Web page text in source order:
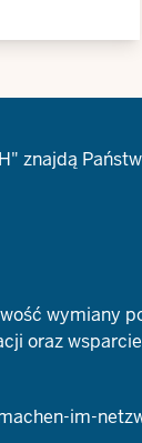
znajdą
wymiany
oraz
im-